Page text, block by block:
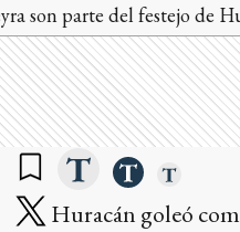
son parte del festejo de
Huracán goleó